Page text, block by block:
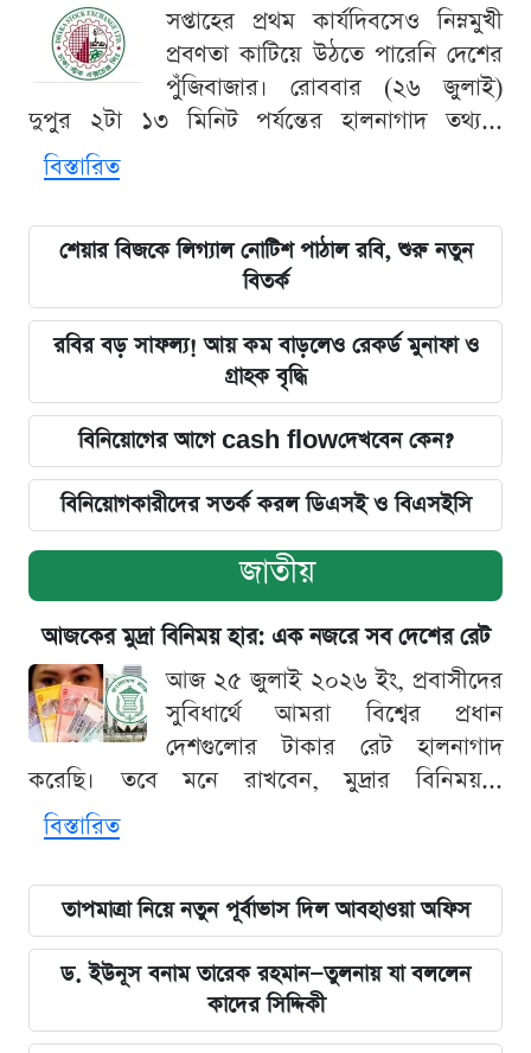
সপ্তাহের প্রথম কার্যদিবসেও নিম্নমুখী
প্রবণতা কাটিয়ে উঠতে পারেনি দেশের
পুঁজিবাজার। রোববার (২৬ জুলাই)
দুপুর ২টা ১৩ মিনিট পর্যন্তের হালনাগাদ তথ্য...
বিস্তারিত
শেয়ার বিজকে লিগ্যাল নোটিশ পাঠাল রবি, শুরু নতুন
বিতর্ক
রবির বড় সাফল্য! আয় কম বাড়লেও রেকর্ড মুনাফা ও
গ্রাহক বৃদ্ধি
বিনিয়োগের আগে cash flowদেখবেন কেন?
বিনিয়োগকারীদের সতর্ক করল ডিএসই ও বিএসইসি
জাতীয়
আজকের মুদ্রা বিনিময় হার: এক নজরে সব দেশের রেট
আজ ২৫ জুলাই ২০২৬ ইং, প্রবাসীদের
সুবিধার্থে আমরা বিশ্বের প্রধান
দেশগুলোর টাকার রেট হালনাগাদ
করেছি। তবে মনে রাখবেন, মুদ্রার বিনিময়...
বিস্তারিত
তাপমাত্রা নিয়ে নতুন পূর্বাভাস দিল আবহাওয়া অফিস
ড. ইউনূস বনাম তারেক রহমান—তুলনায় যা বললেন
কাদের সিদ্দিকী